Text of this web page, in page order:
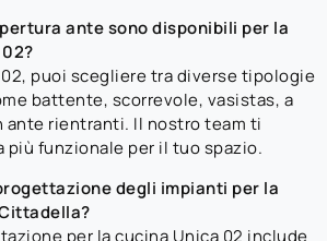
ante sono disponibili per la
02, puoi scegliere tra diverse tipologie
battente, scorrevole, vasistas, a
ante rientranti. Il nostro team ti
più funzionale per il tuo spazio.
degli impianti per la
per la cucina Unica 02 include